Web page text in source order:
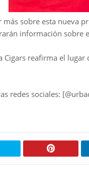
más sobre esta nueva
información sobre
Cigars reafirma el
redes sociales: